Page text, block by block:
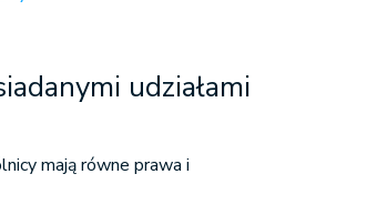
udziałami
mają równe prawa i